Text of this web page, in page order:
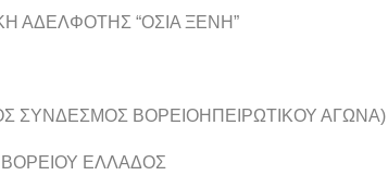
ΑΔΕΛΦΟΤΗΣ “ΟΣΙΑ ΞΕΝΗ”
ΣΥΝΔΕΣΜΟΣ ΒΟΡΕΙΟΗΠΕΙΡΩΤΙΚΟΥ ΑΓΩΝΑ)
ΕΛΛΑΔΟΣ